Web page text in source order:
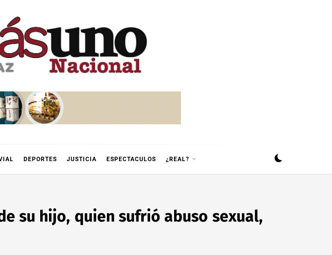
DEPORTES JUSTICIA ESPECTACULOS ¿REAL?
su hijo, quien sufrió abuso sexual,